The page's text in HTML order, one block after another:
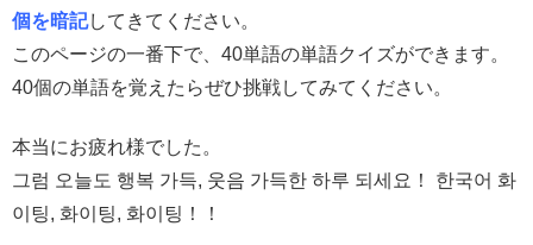
個を暗記してきてください。
このページの一番下で、40単語の単語クイズができます。
40個の単語を覚えたらぜひ挑戦してみてください。
本当にお疲れ様でした。
그럼 오늘도 행복 가득, 웃음 가득한 하루 되세요！ 한국어 화
이팅, 화이팅, 화이팅！！